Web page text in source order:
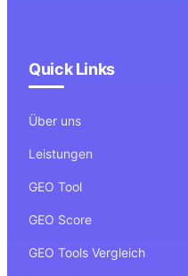
Quick Links
Über uns
Leistungen
GEO Tool
GEO Score
GEO Tools Vergleich